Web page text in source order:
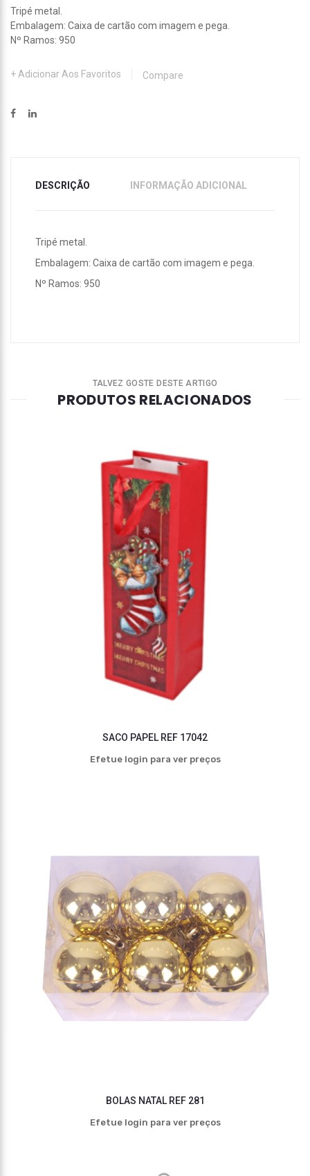
Tripé metal.
Embalagem: Caixa de cartão com imagem e pega.
Nº Ramos: 950
Adicionar Aos Favoritos Compare
DESCRIÇÃO INFORMAÇÃO ADICIONAL
Tripé metal.
Embalagem: Caixa de cartão com imagem e pega.
Nº Ramos: 950
TALVEZ GOSTE DESTE ARTIGO
PRODUTOS RELACIONADOS
SACO PAPEL REF 17042
Efetue login para ver preços
BOLAS NATAL REF 281
Efetue login para ver preços